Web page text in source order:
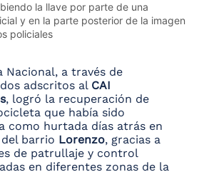
Nacional, a través de
adscritos al CAI
, logró la recuperación de
que había sido
como hurtada días atrás en
barrio Lorenzo, gracias a
de patrullaje y control
en diferentes zonas de la